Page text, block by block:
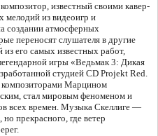
известный своими кавер-
мелодий из видеоигр и
создании атмосферных
переносят слушателя в другие
его самых известных работ,
игры «Ведьмак 3: Дикая
студией CD Projekt Red.
композиторами Марцином
стал мировым феноменом и
всех времен. Музыка Скеллиге —
прекрасного, где ветер